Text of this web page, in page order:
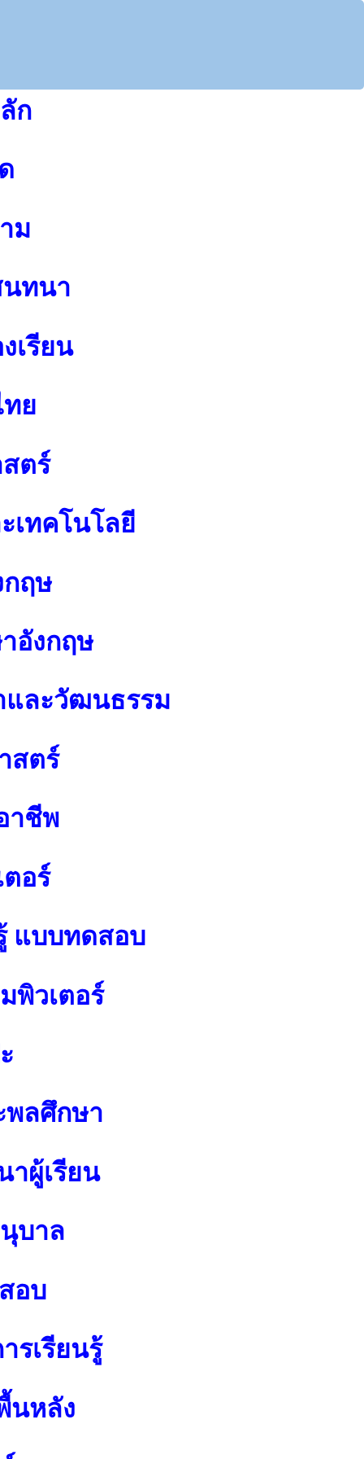
ก
ม
ทนา
เรียน
ย
ตร์
เทคโนโลยี
ฤษ
อังกฤษ
และวัฒนธรรม
สตร์
าชีพ
อร์
แบบทดสอบ
พิวเตอร์
ลศึกษา
ผู้เรียน
บาล
อบ
รเรียนรู้
นหลัง